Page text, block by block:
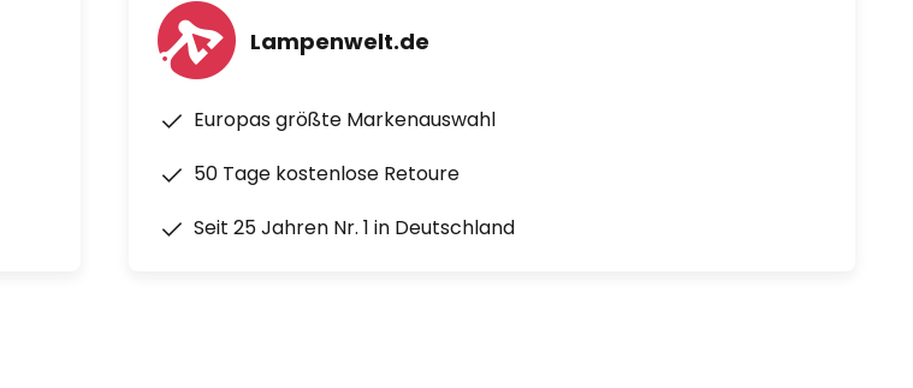
Lampenwelt.de
Europas größte Markenauswahl
50 Tage kostenlose Retoure
Seit 25 Jahren Nr. 1 in Deutschland